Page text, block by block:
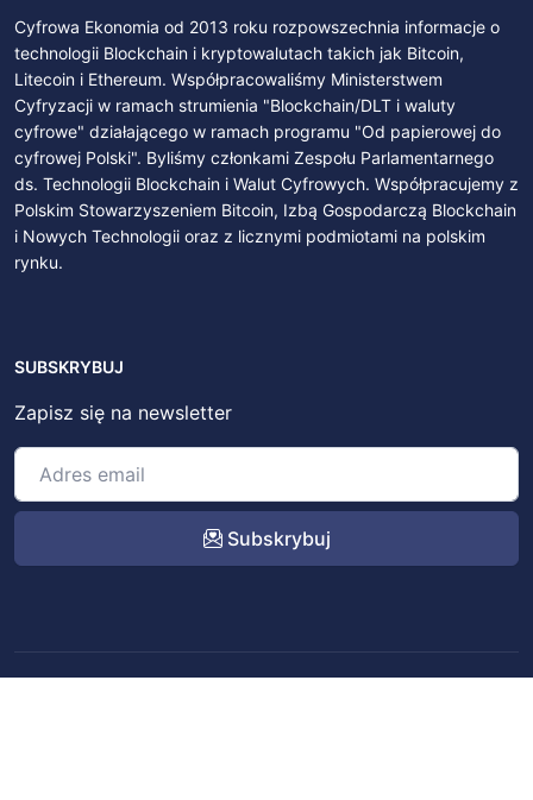
Cyfrowa Ekonomia od 2013 roku rozpowszechnia informacje o
technologii Blockchain i kryptowalutach takich jak Bitcoin,
Litecoin i Ethereum. Współpracowaliśmy Ministerstwem
Cyfryzacji w ramach strumienia "Blockchain/DLT i waluty
cyfrowe" działającego w ramach programu "Od papierowej do
cyfrowej Polski". Byliśmy członkami Zespołu Parlamentarnego
ds. Technologii Blockchain i Walut Cyfrowych. Współpracujemy z
Polskim Stowarzyszeniem Bitcoin, Izbą Gospodarczą Blockchain
i Nowych Technologii oraz z licznymi podmiotami na polskim
rynku.
SUBSKRYBUJ
Zapisz się na newsletter
Subskrybuj